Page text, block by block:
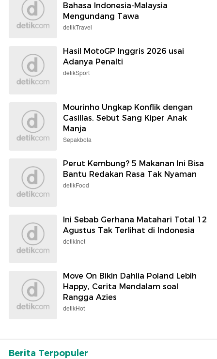
Bahasa Indonesia-Malaysia
Mengundang Tawa
detikTravel
Hasil MotoGP Inggris 2026 usai
Adanya Penalti
detikSport
Mourinho Ungkap Konflik dengan
Casillas, Sebut Sang Kiper Anak
Manja
Sepakbola
Perut Kembung? 5 Makanan Ini Bisa
Bantu Redakan Rasa Tak Nyaman
detikFood
Ini Sebab Gerhana Matahari Total 12
Agustus Tak Terlihat di Indonesia
detikInet
Move On Bikin Dahlia Poland Lebih
Happy, Cerita Mendalam soal
Rangga Azies
detikHot
Berita Terpopuler